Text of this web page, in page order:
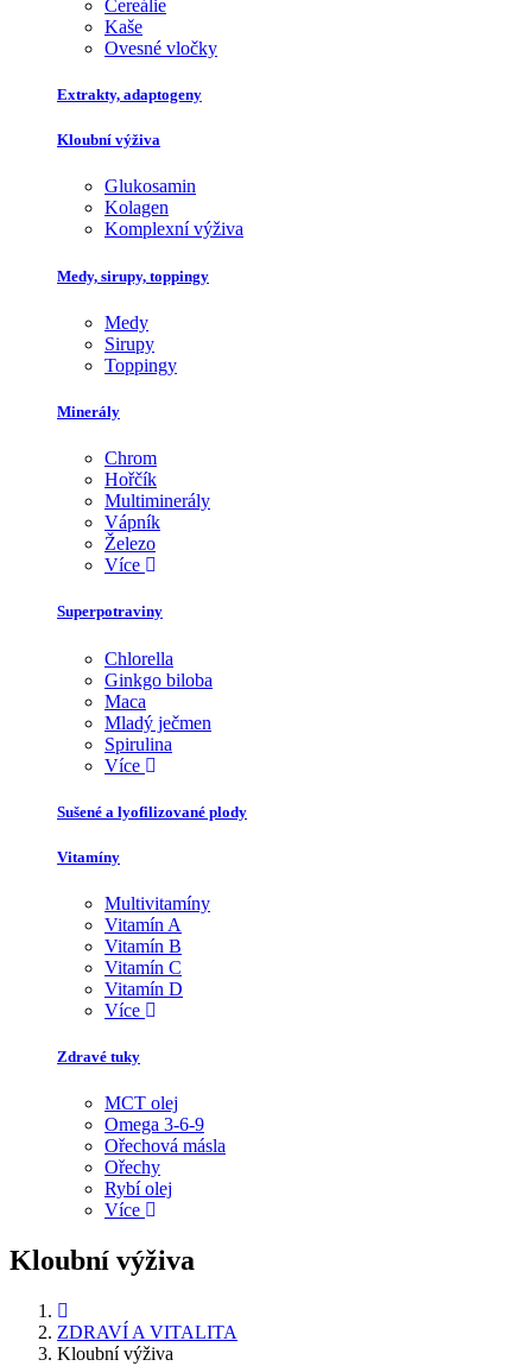
Cereálie
Kaše
Ovesné vločky
Extrakty, adaptogeny
Kloubní výživa
Glukosamin
Kolagen
Komplexní výživa
Medy, sirupy, toppingy
Medy
Sirupy
Toppingy
Minerály
Chrom
Hořčík
Multiminerály
Vápník
Železo
Více
Superpotraviny
Chlorella
Ginkgo biloba
Maca
Mladý ječmen
Spirulina
Více
Sušené a lyofilizované plody
Vitamíny
Multivitamíny
Vitamín A
Vitamín B
Vitamín C
Vitamín D
Více
Zdravé tuky
MCT olej
Omega 3-6-9
Ořechová másla
Ořechy
Rybí olej
Více
Kloubní výživa
ZDRAVÍ A VITALITA
Kloubní výživa